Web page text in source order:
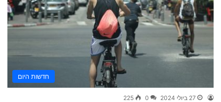
חדשות היום
27 ביולי 2024 0
225